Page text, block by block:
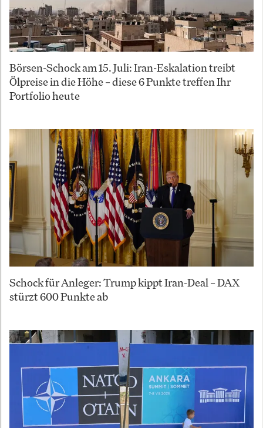
Börsen-Schock am 15. Juli: Iran-Eskalation treibt
Ölpreise in die Höhe – diese 6 Punkte treffen Ihr
Portfolio heute
Schock für Anleger: Trump kippt Iran-Deal – DAX
stürzt 600 Punkte ab